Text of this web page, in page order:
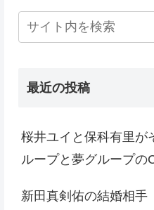
最近の投稿
桜井ユイと保科有里が
ループと夢グループの
新田真剣佑の結婚相手